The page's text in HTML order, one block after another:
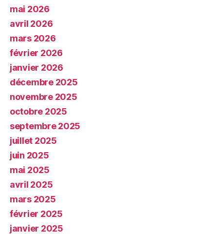
mai 2026
avril 2026
mars 2026
février 2026
janvier 2026
décembre 2025
novembre 2025
octobre 2025
septembre 2025
juillet 2025
juin 2025
mai 2025
avril 2025
mars 2025
février 2025
janvier 2025